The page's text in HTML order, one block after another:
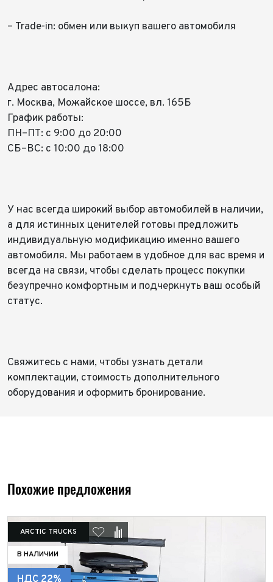
– Trade-in: обмен или выкуп вашего автомобиля
Адрес автосалона:
г. Москва, Можайское шоссе, вл. 165Б
График работы:
ПН–ПТ: с 9:00 до 20:00
СБ–ВС: с 10:00 до 18:00
У нас всегда широкий выбор автомобилей в наличии,
а для истинных ценителей готовы предложить
индивидуальную модификацию именно вашего
автомобиля. Мы работаем в удобное для вас время и
всегда на связи, чтобы сделать процесс покупки
безупречно комфортным и подчеркнуть ваш особый
статус.
Свяжитесь с нами, чтобы узнать детали
комплектации, стоимость дополнительного
оборудования и оформить бронирование.
Похожие предложения
ARCTIC TRUCKS
В НАЛИЧИИ